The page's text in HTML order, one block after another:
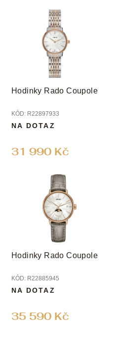
ů
o
u
k
ů
Hodinky Rado Coupole
KÓD: R22897933
31 990 Kč
NA DOTAZ
Hodinky Rado Coupole
KÓD: R22885945
35 590 Kč
NA DOTAZ